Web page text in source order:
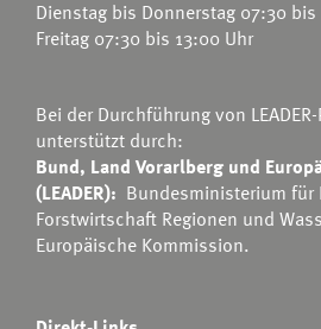
Dienstag bis Donnerstag 07:30
Freitag 07:30 bis 13:00 Uhr
Bei der Durchführung von
unterstützt durch:
Bund, Land Vorarlberg und
(LEADER): Bundesministerium für
Forstwirtschaft Regionen und
Europäische Kommission.